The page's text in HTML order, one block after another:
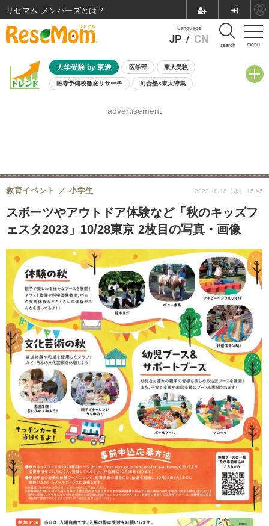
menu
Language
JP / CN search
大学受験 by 東進 医学部 東大受験
医専予備校徹底リサーチ 河合塾×東大特集
8月開催学校説明会・相談会
advertisement
スポーツやアウトドア体験など「秋のキッズフ
ェスタ2023」10/28東京 2枚目の写真・画像
教育イベント 小学生 2023.10.18（水） 15:45
リセマム メンバーズ